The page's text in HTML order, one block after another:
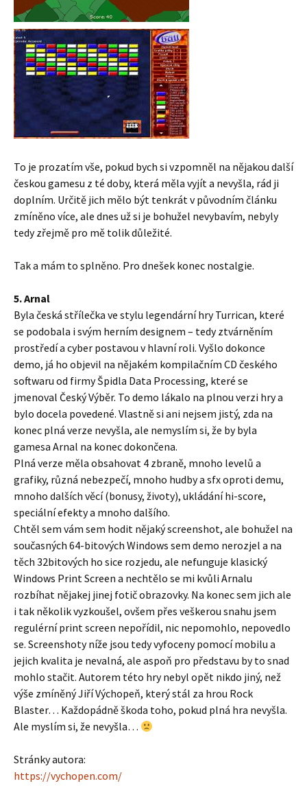
To je prozatím vše, pokud bych si vzpomněl na nějakou další
českou gamesu z té doby, která měla vyjít a nevyšla, rád ji
doplním. Určitě jich mělo být tenkrát v původním článku
zmíněno více, ale dnes už si je bohužel nevybavím, nebyly
tedy zřejmě pro mě tolik důležité.
Tak a mám to splněno. Pro dnešek konec nostalgie.
5. Arnal
Byla česká střílečka ve stylu legendární hry Turrican, které
se podobala i svým herním designem – tedy ztvárněním
prostředí a cyber postavou v hlavní roli. Vyšlo dokonce
demo, já ho objevil na nějakém kompilačním CD českého
softwaru od firmy Špidla Data Processing, které se
jmenoval Český Výběr. To demo lákalo na plnou verzi hry a
bylo docela povedené. Vlastně si ani nejsem jistý, zda na
konec plná verze nevyšla, ale nemyslím si, že by byla
gamesa Arnal na konec dokončena.
Plná verze měla obsahovat 4 zbraně, mnoho levelů a
grafiky, různá nebezpečí, mnoho hudby a sfx oproti demu,
mnoho dalších věcí (bonusy, životy), ukládání hi-score,
speciální efekty a mnoho dalšího.
Chtěl sem vám sem hodit nějaký screenshot, ale bohužel na
současných 64-bitových Windows sem demo nerozjel a na
těch 32bitových ho sice rozjedu, ale nefunguje klasický
Windows Print Screen a nechtělo se mi kvůli Arnalu
rozbíhat nějakej jinej fotič obrazovky. Na konec sem jich ale
i tak několik vyzkoušel, ovšem přes veškerou snahu jsem
regulérní print screen nepořídil, nic nepomohlo, nepovedlo
se. Screenshoty níže jsou tedy vyfoceny pomocí mobilu a
jejich kvalita je nevalná, ale aspoň pro představu by to snad
mohlo stačit. Autorem této hry nebyl opět nikdo jiný, než
výše zmíněný Jiří Výchopeň, který stál za hrou Rock
Blaster… Každopádně škoda toho, pokud plná hra nevyšla.
Ale myslím si, že nevyšla…
Stránky autora:
https://vychopen.com/